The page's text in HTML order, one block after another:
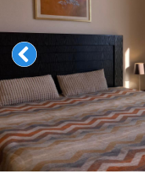
Ski instructors
Ski rent
Kids in
Après-ski
Events